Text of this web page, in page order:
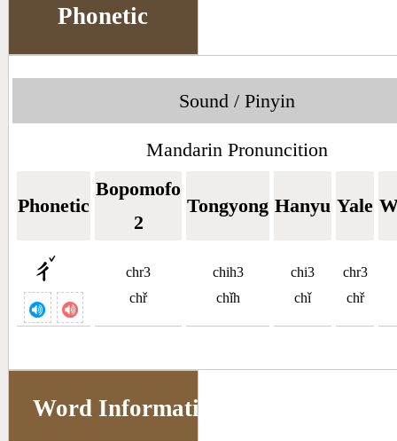
Phonetic
Sound / Pinyin
Mandarin Pronuncition
Phonetic
Bopomofo
2
Tongyong Hanyu Yale
ㄔ
ˇ
chr3
chř
chih3
chǐh
chi3
chǐ
chr3
chř
Word Information